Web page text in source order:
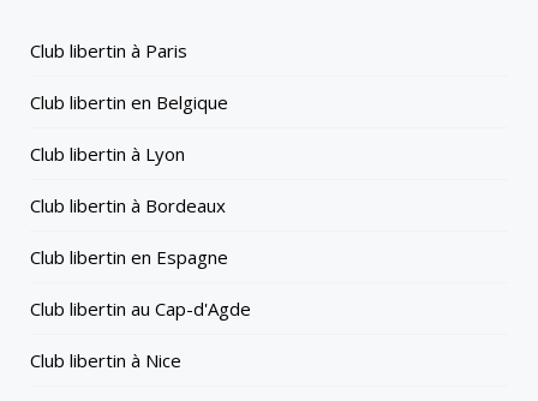
Club libertin à Paris
Club libertin en Belgique
Club libertin à Lyon
Club libertin à Bordeaux
Club libertin en Espagne
Club libertin au Cap-d'Agde
Club libertin à Nice